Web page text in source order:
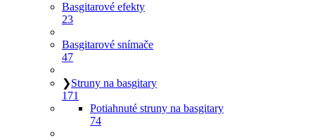
Basgitarové efekty
23
Basgitarové snímače
47
❯Struny na basgitary
171
Potiahnuté struny na basgitary
74